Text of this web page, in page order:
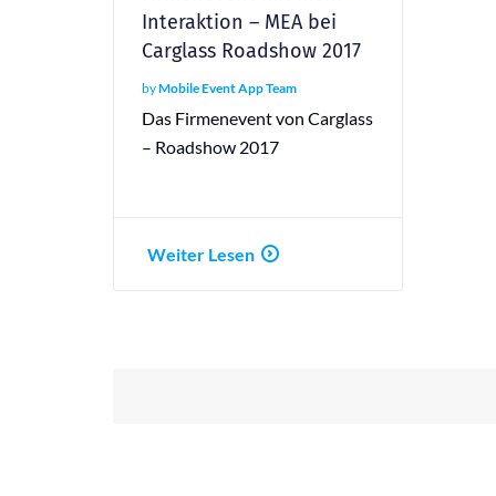
Interaktion – MEA bei
Carglass Roadshow 2017
byMobile Event App Team
Das Firmenevent von Carglass
– Roadshow 2017
Weiter Lesen